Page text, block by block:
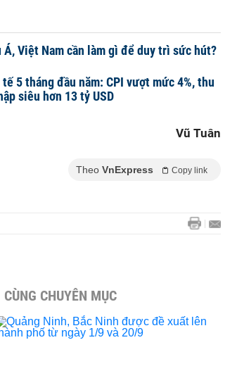
Á, Việt Nam cần làm gì để duy trì sức hút?
5 tháng đầu năm: CPI vượt mức 4%, thu
siêu hơn 13 tỷ USD
Vũ Tuân
Theo VnExpress Copy link
CÙNG CHUYÊN MỤC